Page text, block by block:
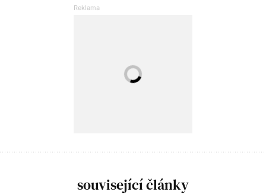
související články